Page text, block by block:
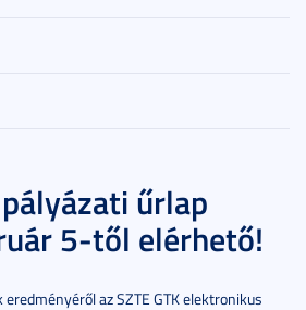
űrlap
5-től elérhető!
az SZTE GTK elektronikus